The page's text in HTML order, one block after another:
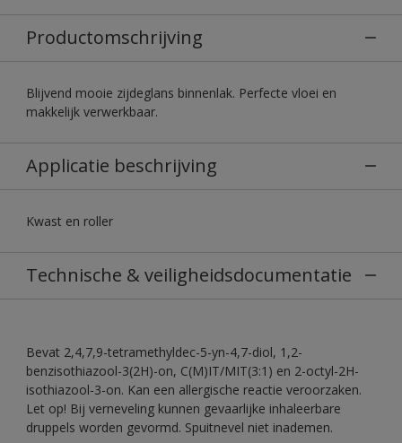
Productomschrijving
Blijvend mooie zijdeglans binnenlak. Perfecte vloei en
makkelijk verwerkbaar.
Applicatie beschrijving
Kwast en roller
Technische & veiligheidsdocumentatie
Bevat 2,4,7,9-tetramethyldec-5-yn-4,7-diol, 1,2-
benzisothiazool-3(2H)-on, C(M)IT/MIT(3:1) en 2-octyl-2H-
isothiazool-3-on. Kan een allergische reactie veroorzaken.
Let op! Bij verneveling kunnen gevaarlijke inhaleerbare
druppels worden gevormd. Spuitnevel niet inademen.